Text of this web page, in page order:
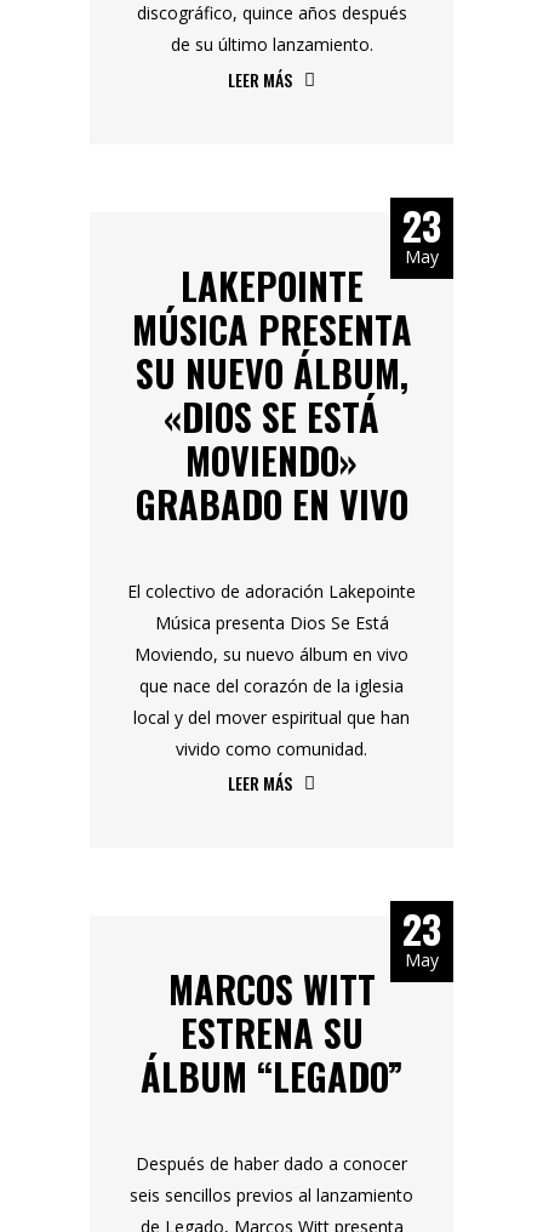
discográfico, quince años después
de su último lanzamiento.
LEER MÁS
23
May
LAKEPOINTE
MÚSICA PRESENTA
SU NUEVO ÁLBUM,
«DIOS SE ESTÁ
MOVIENDO»
GRABADO EN VIVO
El colectivo de adoración Lakepointe
Música presenta Dios Se Está
Moviendo, su nuevo álbum en vivo
que nace del corazón de la iglesia
local y del mover espiritual que han
vivido como comunidad.
LEER MÁS
23
May
MARCOS WITT
ESTRENA SU
ÁLBUM “LEGADO”
Después de haber dado a conocer
seis sencillos previos al lanzamiento
de Legado, Marcos Witt presenta